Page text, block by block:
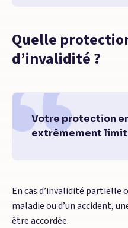
Quelle
d’invalidité ?
Votre protection
extrêmement
En cas d’invalidité partielle
maladie ou d’un accident,
être accordée.